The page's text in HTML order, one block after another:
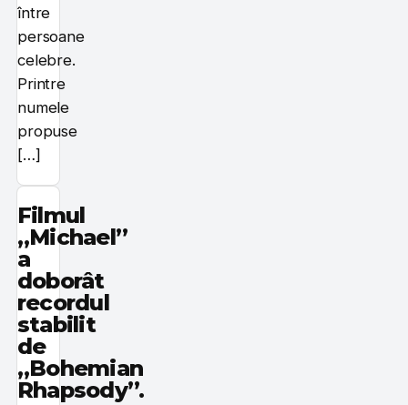
între
persoane
celebre.
Printre
numele
propuse
[…]
Filmul
„Michael”
a
doborât
recordul
stabilit
de
„Bohemian
Rhapsody”.